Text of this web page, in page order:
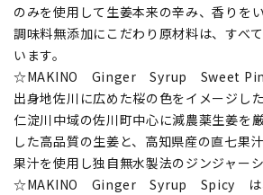
のみを使用して生姜本来の辛み、香りを
調味料無添加にこだわり原材料は、すべ
います。
☆MAKINO Ginger Syrup Sweet Pink
出身地佐川に広めた桜の色をイメージし
仁淀川中域の佐川町中心に減農薬生姜を
した高品質の生姜と、高知県産の直七果
果汁を使用し独自無水製法のジンジャーシ
☆MAKINO Ginger Syrup Spicy は、